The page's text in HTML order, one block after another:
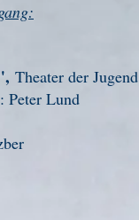
Theater der Jugend
Peter Lund